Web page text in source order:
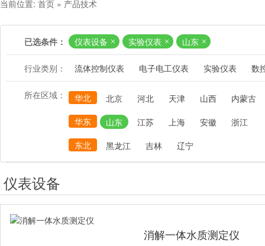
当前位置: 首页 » 产品技术
已选条件： 仪表设备 实验仪表 山东
行业类别： 流体控制仪表 电子电工仪表 实验仪表 数
所在区域： 华北 北京 河北 天津 山西
内蒙古
华东
山东 江苏 上海 安徽
浙江
东北
黑龙江 吉林 辽宁
仪表设备
消解一体水质测定仪